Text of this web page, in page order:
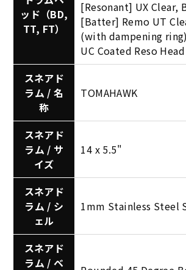
ッド（BD,
TT, FT）
[Resonant] UX Clear,
[Batter] Remo UT
(with dampening
UC Coated Reso Head
スネアド
ラム / 名
称
TOMAHAWK
スネアド
ラム / サ
イズ
14 x 5.5"
スネアド
ラム / シ
ェル
1mm Stainless Steel
スネアド
ラム / ベ